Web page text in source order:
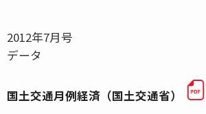
2012年7月号
データ
国土交通月例経済（国土交通省）